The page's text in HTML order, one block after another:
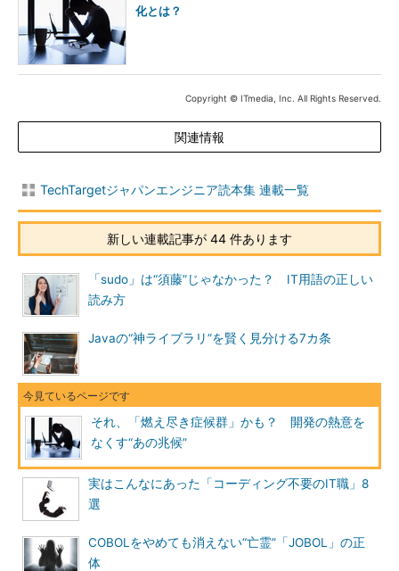
化とは？
Copyright © ITmedia, Inc. All Rights Reserved.
関連情報
TechTargetジャパンエンジニア読本集 連載一覧
新しい連載記事が 44 件あります
「sudo」は“須藤”じゃなかった？ IT用語の正しい
読み方
Javaの“神ライブラリ”を賢く見分ける7カ条
それ、「燃え尽き症候群」かも？ 開発の熱意を
なくす“あの兆候”
実はこんなにあった「コーディング不要のIT職」8
選
COBOLをやめても消えない“亡霊”「JOBOL」の正
体